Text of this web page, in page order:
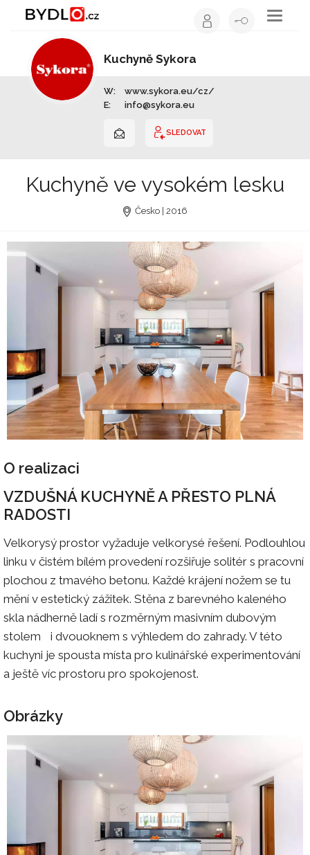
Toggle
Kuchyně Sykora
W:
www.sykora.eu/cz/
E:
info@sykora.eu
SLEDOVAT
Kuchyně ve vysokém lesku
Česko | 2016
O realizaci
VZDUŠNÁ KUCHYNĚ A PŘESTO PLNÁ
RADOSTI
Velkorysý prostor vyžaduje velkorysé řešení. Podlouhlou
linku v čistém bílém provedení rozšiřuje solitér s pracovní
plochou z tmavého betonu. Každé krájení nožem se tu
mění v estetický zážitek. Stěna z barevného kaleného
skla nádherně ladí s rozměrným masivním dubovým
stolem i dvouoknem s výhledem do zahrady. V této
kuchyni je spousta místa pro kulinářské experimentování
a ještě víc prostoru pro spokojenost.
Obrázky